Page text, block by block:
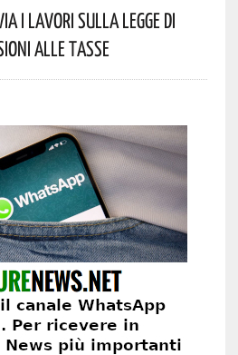
I Lavori Sulla Legge Di
Alle Tasse